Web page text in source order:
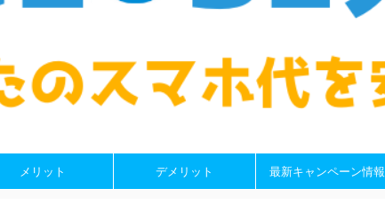
メリット デメリット 最新キャンペーン情報